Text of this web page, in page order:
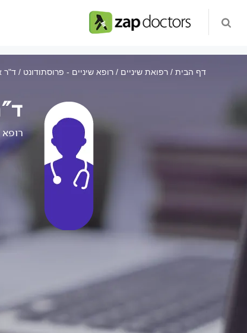
דף הבית רפואת שיניים רופא שיניים - פרוסתודונט ד"ר
רופא